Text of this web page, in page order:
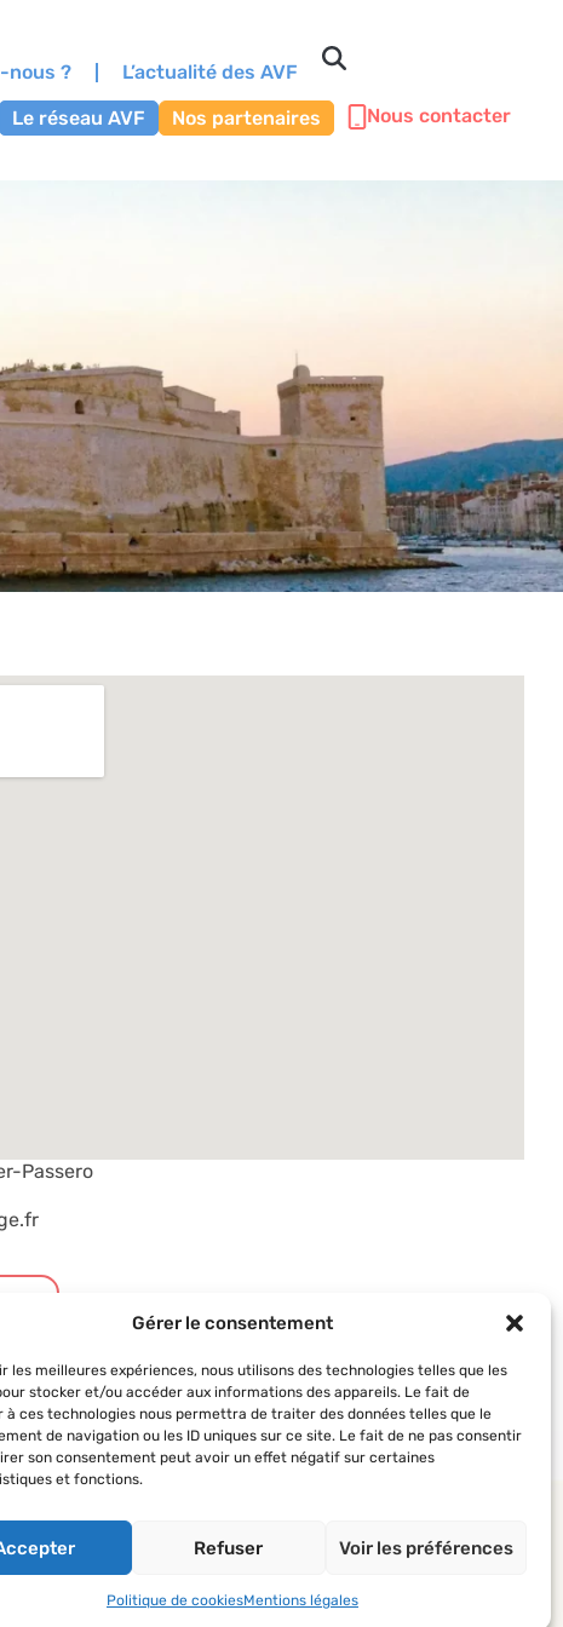
Gérer le consentement
les meilleures expériences, nous utilisons des technologies telles que les
stocker et/ou accéder aux informations des appareils. Le fait de
à ces technologies nous permettra de traiter des données telles que le
de navigation ou les ID uniques sur ce site. Le fait de ne pas consentir
son consentement peut avoir un effet négatif sur certaines
et fonctions.
Refuser Voir les préférences
Politique de cookiesMentions légales
nous ?
L’actualité des AVF
Le réseau AVF Nos partenaires Nous contacter
Passero
AVF
des AVF
l’actualité du réseau